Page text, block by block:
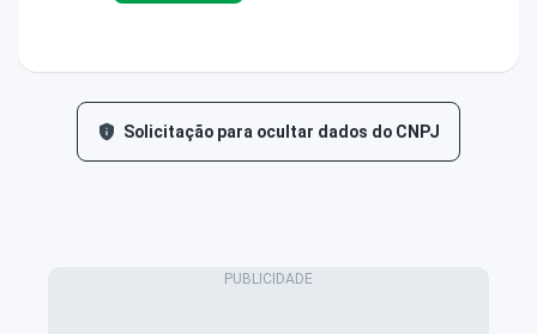
Solicitação para ocultar dados do CNPJ